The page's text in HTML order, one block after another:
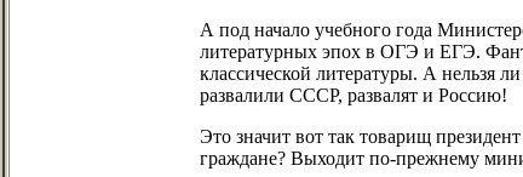
А под начало учебного года
литературных эпох в ОГЭ и ЕГЭ.
классической литературы. А нельзя
развалили СССР, развалят и Россию!
Это значит вот так товарищ
граждане? Выходит по-прежнему